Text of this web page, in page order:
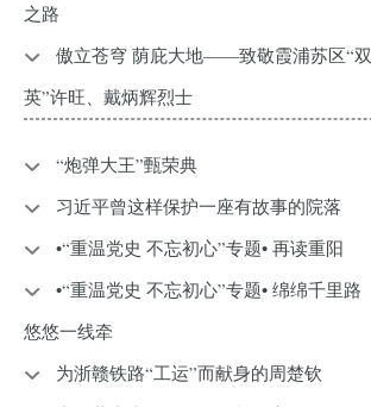
之路
傲立苍穹 荫庇大地——致敬霞浦苏区“双
英”许旺、戴炳辉烈士
“炮弹大王”甄荣典
习近平曾这样保护一座有故事的院落
•“重温党史 不忘初心”专题• 再读重阳
•“重温党史 不忘初心”专题• 绵绵千里路
悠悠一线牵
为浙赣铁路“工运”而献身的周楚钦